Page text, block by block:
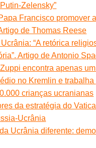
Zelensky”
Francisco promover
de Thomas Reese
“A retórica
Artigo de Antonio
encontra apenas
no Kremlin e trabalha
crianças ucranianas
da estratégia do
Ucrânia
Ucrânia diferente: